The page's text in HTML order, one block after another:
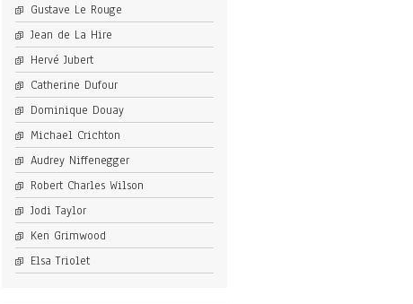
Gustave Le Rouge
Jean de La Hire
Hervé Jubert
Catherine Dufour
Dominique Douay
Michael Crichton
Audrey Niffenegger
Robert Charles Wilson
Jodi Taylor
Ken Grimwood
Elsa Triolet